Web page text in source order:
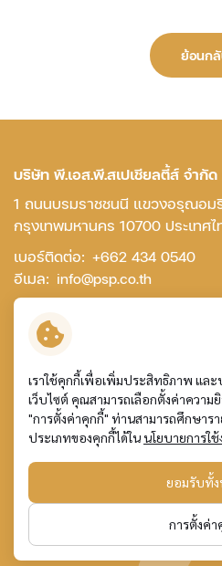
ย้อนก
บริษัท พี.เอส.พี.สเปเชียลตี้ส์ จำกั
1 ถนนบรมราชชนนี แขวงอรุณอม
กรุงเทพมหานคร 10700 ประเทศไ
เบอร์ติดต่อ: +662 434 0540
อีเมล: info@psp.co.th
ติดต่อเรา
© สงวนลิขสิทธิ์ พ.ศ. 2569 บริษัท พี.เอ
ข้อกำหนดและเงื่อนไข
การคุ้มครองข้อมูลส่วนบุคคล
นโยบายการใช้คุกกี้
แผนผังเว็บไซต์
เราใช้คุกกี้เพื่อเพิ่มประสิทธิภาพ แล
เว็บไซต์ คุณสามารถเลือกตั้งค่าความ
"การตั้งค่าคุกกี้" ท่านสามารถศึกษารา
ประเภทของคุกกี้ได้ในนโยบายการใ
ยอมรับทั้
การตั้งค่า